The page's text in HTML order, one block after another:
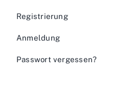
Registrierung
Anmeldung
Passwort vergessen?